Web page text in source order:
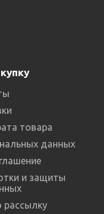
товара
данных
и защиты
рассылку